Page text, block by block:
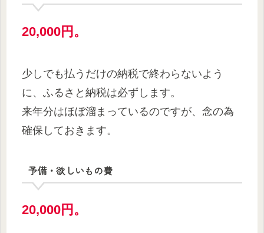
20,000円。
少しでも払うだけの納税で終わらないよう
に、ふるさと納税は必ずします。
来年分はほぼ溜まっているのですが、念の為
確保しておきます。
予備・欲しいもの費
20,000円。